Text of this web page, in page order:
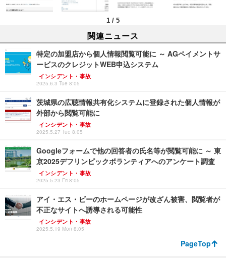
1 / 5
関連ニュース
特定の加盟店から個人情報閲覧可能に ～ AGペイメントサ
ービスのクレジットWEB申込システム
インシデント・事故
2025.6.3 Tue 8:05
茨城県の広聴情報共有化システムに登録された個人情報が
外部から閲覧可能に
インシデント・事故
2025.5.27 Tue 8:05
Googleフォームで他の回答者の氏名等が閲覧可能に ～ 東
京2025デフリンピックボランティアへのアンケート調査
インシデント・事故
2025.5.23 Fri 8:05
アイ・エス・ビーのホームページが改ざん被害、閲覧者が
不正なサイトへ誘導される可能性
インシデント・事故
2025.5.19 Mon 8:05
PageTop